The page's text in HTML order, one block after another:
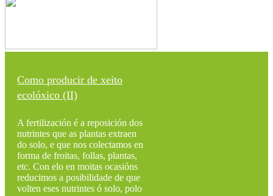
Como producir de xeito
ecolóxico (II)
A fertilización é a reposición dos
nutrintes que as plantas extraen
do solo, e que nos colectamos en
forma de froitas, follas, plantas,
etc. Con elo en moitas ocasións
reducimos a posibilidade de que
volten eses nutrintes ó solo, polo